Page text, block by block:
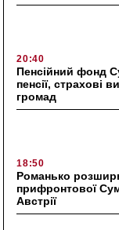
20:40
Пенсійний фонд
пенсії, страхові
громад
18:50
Романько
прифронтової
Австрії